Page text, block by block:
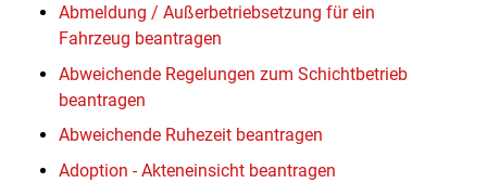
Abmeldung / Außerbetriebsetzung für ein
Fahrzeug beantragen
Abweichende Regelungen zum Schichtbetrieb
beantragen
Abweichende Ruhezeit beantragen
Adoption - Akteneinsicht beantragen